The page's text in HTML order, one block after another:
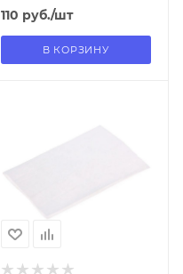
110 руб./шт
В КОРЗИНУ
самовывоза
Нет